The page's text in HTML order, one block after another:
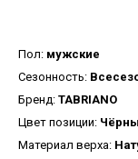
Пол: мужские
Сезонность:
Бренд: TABRIANO
Цвет позиции:
Материал верха: